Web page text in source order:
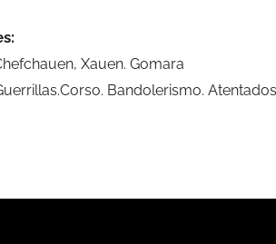
Xauen. Gomara
Bandolerismo.